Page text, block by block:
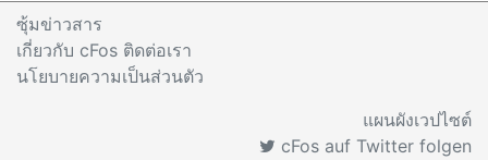
ซุ้มข่าวสาร
เกี่ยวกับ cFos ติดต่อเรา
นโยบายความเป็นส่วนตัว
แผนผังเวปไซต์
cFos auf Twitter folgen